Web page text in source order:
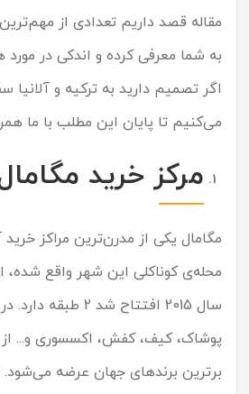
مقاله قصد داریم تعدادی از مهم‌ترین
به شما معرفی کرده و اندکی در
اگر تصمیم دارید به ترکیه و آلانیا
می‌کنیم تا پایان این مطلب با ما
مرکز خرید مگامال
مگامال یکی از مدرن‌ترین مراکز خرید
محله‌ی کوناکلی این شهر واقع شده،
سال 2015 افتتاح شد 2
پوشاک، کیف، کفش، اکسسوری و... از
برترین برندهای جهان عرضه می‌شود.
تور چابهار
تور مرداب هسل
تور ترکمن صحرا
تور آفرود